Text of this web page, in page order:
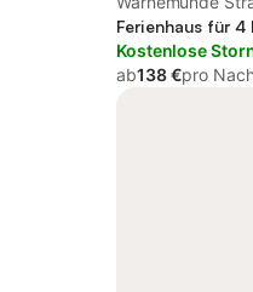
Ferienhaus für 4
Kostenlose
ab138 €pro